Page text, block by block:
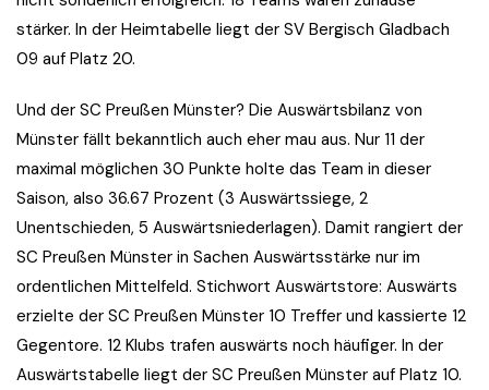
stärker. In der Heimtabelle liegt der SV Bergisch Gladbach
09 auf Platz 20.
Und der SC Preußen Münster? Die Auswärtsbilanz von
Münster fällt bekanntlich auch eher mau aus. Nur 11 der
maximal möglichen 30 Punkte holte das Team in dieser
Saison, also 36.67 Prozent (3 Auswärtssiege, 2
Unentschieden, 5 Auswärtsniederlagen). Damit rangiert der
SC Preußen Münster in Sachen Auswärtsstärke nur im
ordentlichen Mittelfeld. Stichwort Auswärtstore: Auswärts
erzielte der SC Preußen Münster 10 Treffer und kassierte 12
Gegentore. 12 Klubs trafen auswärts noch häufiger. In der
Auswärtstabelle liegt der SC Preußen Münster auf Platz 10.